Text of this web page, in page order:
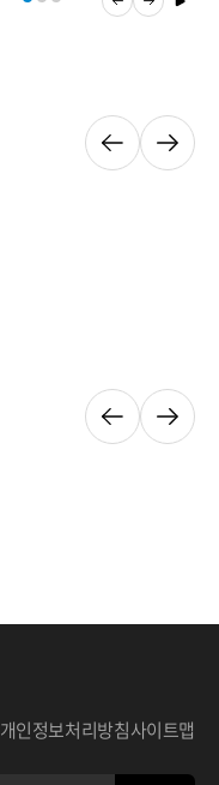
개인정보처리방침사이트맵